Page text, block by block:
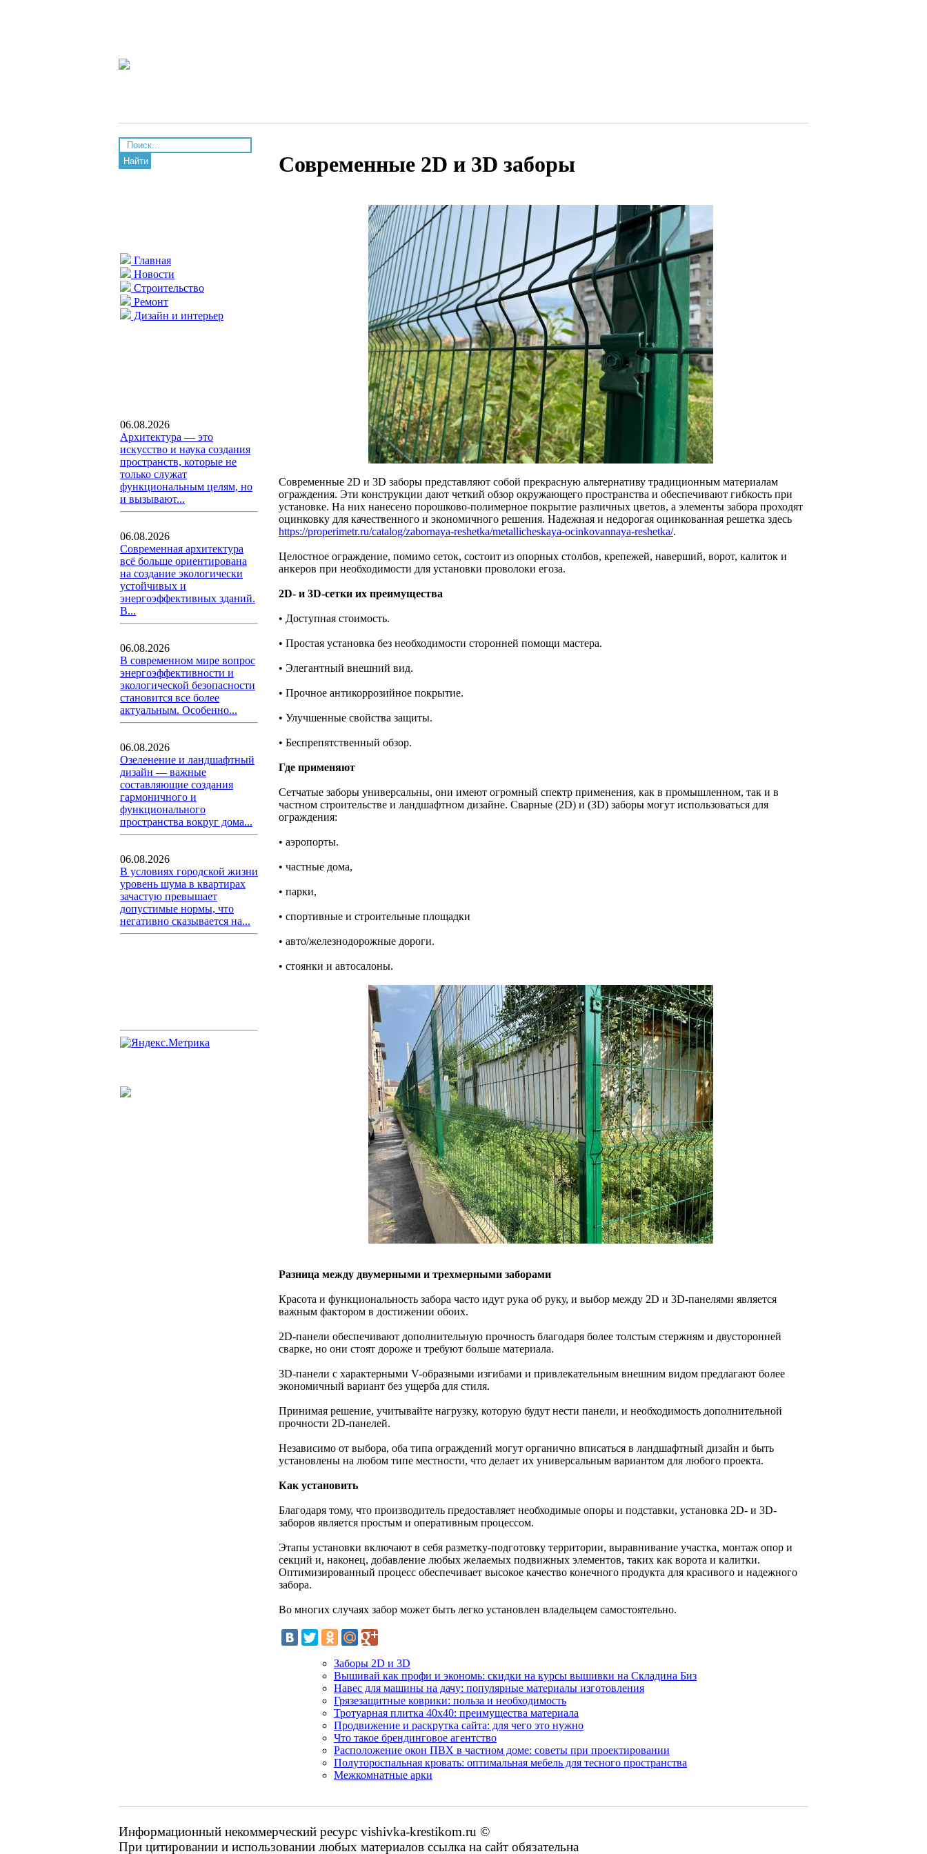
Найти
Главная
Новости
Строительство
Ремонт
Дизайн и интерьер
06.08.2026
Архитектура — это
искусство и наука создания
пространств, которые не
только служат
функциональным целям, но
и вызывают...
06.08.2026
Современная архитектура
всё больше ориентирована
на создание экологически
устойчивых и
энергоэффективных зданий.
В...
06.08.2026
В современном мире вопрос
энергоэффективности и
экологической безопасности
становится все более
актуальным. Особенно...
06.08.2026
Озеленение и ландшафтный
дизайн — важные
составляющие создания
гармоничного и
функционального
пространства вокруг дома...
06.08.2026
В условиях городской жизни
уровень шума в квартирах
зачастую превышает
допустимые нормы, что
негативно сказывается на...
Современные 2D и 3D заборы
Современные 2D и 3D заборы представляют собой прекрасную альтернативу традиционным материалам
ограждения. Эти конструкции дают четкий обзор окружающего пространства и обеспечивают гибкость при
установке. На них нанесено порошково-полимерное покрытие различных цветов, а элементы забора проходят
оцинковку для качественного и экономичного решения. Надежная и недорогая оцинкованная решетка здесь
https://properimetr.ru/catalog/zabornaya-reshetka/metallicheskaya-ocinkovannaya-reshetka/.
Целостное ограждение, помимо сеток, состоит из опорных столбов, крепежей, наверший, ворот, калиток и
анкеров при необходимости для установки проволоки егоза.
2D- и 3D-сетки их преимущества
• Доступная стоимость.
• Простая установка без необходимости сторонней помощи мастера.
• Элегантный внешний вид.
• Прочное антикоррозийное покрытие.
• Улучшенные свойства защиты.
• Беспрепятственный обзор.
Где применяют
Сетчатые заборы универсальны, они имеют огромный спектр применения, как в промышленном, так и в
частном строительстве и ландшафтном дизайне. Сварные (2D) и (3D) заборы могут использоваться для
ограждения:
• аэропорты.
• частные дома,
• парки,
• спортивные и строительные площадки
• авто/железнодорожные дороги.
• стоянки и автосалоны.
Разница между двумерными и трехмерными заборами
Красота и функциональность забора часто идут рука об руку, и выбор между 2D и 3D-панелями является
важным фактором в достижении обоих.
2D-панели обеспечивают дополнительную прочность благодаря более толстым стержням и двусторонней
сварке, но они стоят дороже и требуют больше материала.
3D-панели с характерными V-образными изгибами и привлекательным внешним видом предлагают более
экономичный вариант без ущерба для стиля.
Принимая решение, учитывайте нагрузку, которую будут нести панели, и необходимость дополнительной
прочности 2D-панелей.
Независимо от выбора, оба типа ограждений могут органично вписаться в ландшафтный дизайн и быть
установлены на любом типе местности, что делает их универсальным вариантом для любого проекта.
Как установить
Благодаря тому, что производитель предоставляет необходимые опоры и подставки, установка 2D- и 3D-
заборов является простым и оперативным процессом.
Этапы установки включают в себя разметку-подготовку территории, выравнивание участка, монтаж опор и
секций и, наконец, добавление любых желаемых подвижных элементов, таких как ворота и калитки.
Оптимизированный процесс обеспечивает высокое качество конечного продукта для красивого и надежного
забора.
Во многих случаях забор может быть легко установлен владельцем самостоятельно.
Заборы 2D и 3D
Вышивай как профи и экономь: скидки на курсы вышивки на Складина Биз
Навес для машины на дачу: популярные материалы изготовления
Грязезащитные коврики: польза и необходимость
Тротуарная плитка 40x40: преимущества материала
Продвижение и раскрутка сайта: для чего это нужно
Что такое брендинговое агентство
Расположение окон ПВХ в частном доме: советы при проектировании
Полутороспальная кровать: оптимальная мебель для тесного пространства
Межкомнатные арки
Информационный некоммерческий ресурс vishivka-krestikom.ru ©
При цитировании и использовании любых материалов ссылка на сайт обязательна